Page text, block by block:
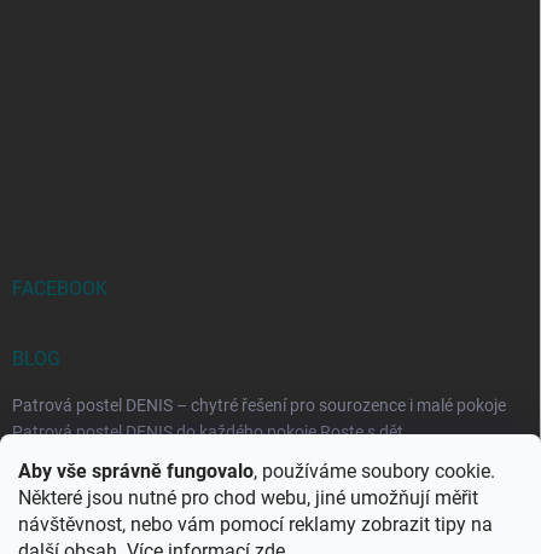
Aby vše správně fungovalo, používáme soubory cookie.
Některé jsou nutné pro chod webu, jiné umožňují měřit
návštěvnost, nebo vám pomocí reklamy zobrazit tipy na
FACEBOOK
BLOG
Patrová postel DENIS – chytré řešení pro sourozence i malé pokoje
Patrová postel DENIS do každého pokoje Roste s dět...
Rozkládací postele RELAX – ideální řešení pro malé prostory i
každodenní spaní
Rozkládací postel, která se přizpůsobí vašemu živo...